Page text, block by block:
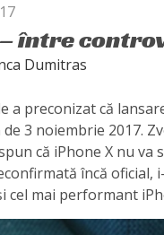
– între
Dumitras
a preconizat că
de 3 noiembrie 2017.
că iPhone X nu va
încă oficial,
cel mai performant